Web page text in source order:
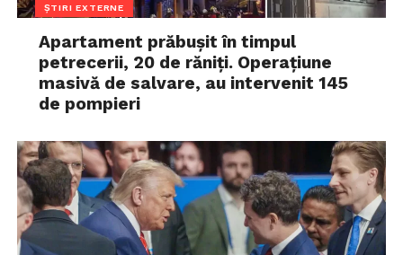
ȘTIRI EXTERNE
Apartament prăbușit în timpul
petrecerii, 20 de răniți. Operațiune
masivă de salvare, au intervenit 145
de pompieri